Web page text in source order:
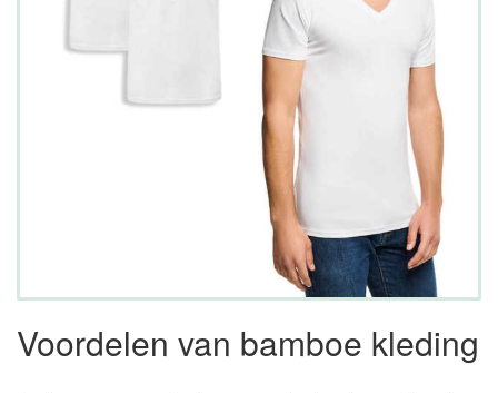
Voordelen van bamboe kleding